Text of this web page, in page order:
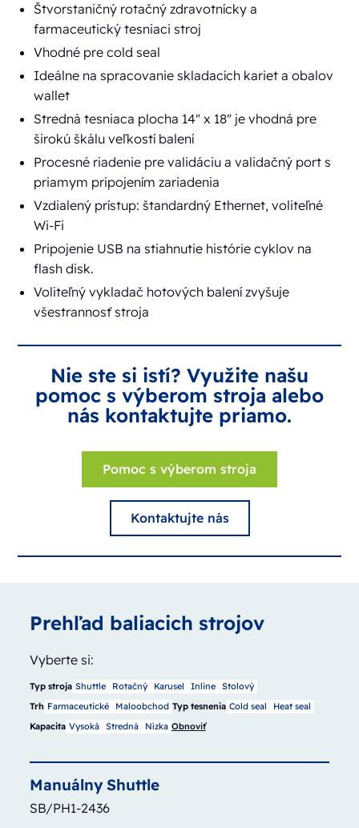
Štvorstaničný rotačný zdravotnícky a
farmaceutický tesniaci stroj
Vhodné pre cold seal
Ideálne na spracovanie skladacích kariet a obalov
wallet
Stredná tesniaca plocha 14" x 18" je vhodná pre
širokú škálu veľkostí balení
Procesné riadenie pre validáciu a validačný port s
priamym pripojením zariadenia
Vzdialený prístup: štandardný Ethernet, voliteľné
Wi-Fi
Pripojenie USB na stiahnutie histórie cyklov na
flash disk.
Voliteľný vykladač hotových balení zvyšuje
všestrannosť stroja
Nie ste si istí? Využite našu
pomoc s výberom stroja alebo
nás kontaktujte priamo.
Pomoc s výberom stroja
Kontaktujte nás
Prehľad baliacich strojov
Vyberte si:
Typ stroja Shuttle Rotačný Karusel Inline Stolový
Trh Farmaceutické Maloobchod Typ tesnenia Cold seal
Heat seal
Kapacita Vysoká Stredná Nízka Obnoviť
ManuálnyShuttle
SB/PH1-2436